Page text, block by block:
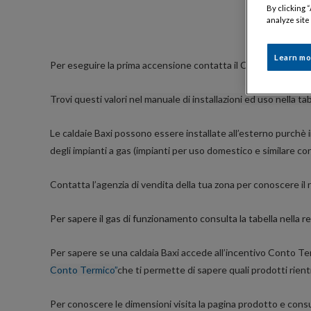
Per eseguire la prima accensione contatta il CAT più vicino
Trovi questi valori nel manuale di installazioni ed uso nella
Le caldaie Baxi possono essere installate all’esterno
degli impianti a gas (impianti per uso domestico e similare
Contatta l’agenzia di vendita della tua zona per conoscere
Per sapere il gas di funzionamento consulta la tabella nella
Per sapere se una caldaia Baxi accede all’incentivo Conto
Conto Termico”che ti permette di sapere quali prodotti
Per conoscere le dimensioni visita la pagina prodotto e
By clicking
analyze site
Learn